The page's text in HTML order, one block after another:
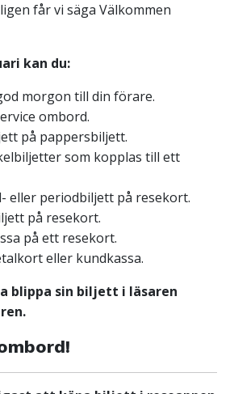
får vi säga Välkommen
kan du:
morgon till din förare.
ombord.
på pappersbiljett.
som kopplas till ett
eller periodbiljett på resekort.
på resekort.
på ett resekort.
eller kundkassa.
blippa sin biljett i läsaren